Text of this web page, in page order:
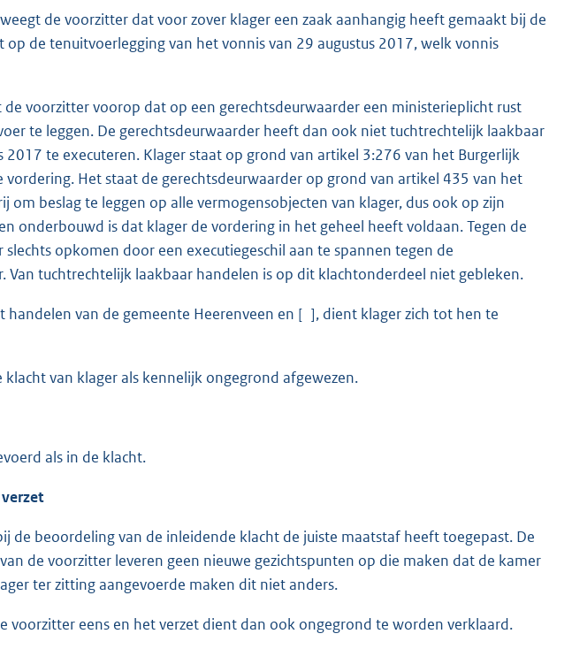
de voorzitter dat voor zover klager een zaak aanhangig heeft gemaakt bij de
de tenuitvoerlegging van het vonnis van 29 augustus 2017, welk vonnis
voorzitter voorop dat op een gerechtsdeurwaarder een ministerieplicht rust
te leggen. De gerechtsdeurwaarder heeft dan ook niet tuchtrechtelijk laakbaar
te executeren. Klager staat op grond van artikel 3:276 van het Burgerlijk
Het staat de gerechtsdeurwaarder op grond van artikel 435 van het
om beslag te leggen op alle vermogensobjecten van klager, dus ook op zijn
onderbouwd is dat klager de vordering in het geheel heeft voldaan. Tegen de
opkomen door een executiegeschil aan te spannen tegen de
Van tuchtrechtelijk laakbaar handelen is op dit klachtonderdeel niet gebleken.
handelen van de gemeente Heerenveen en [ ], dient klager zich tot hen te
van klager als kennelijk ongegrond afgewezen.
als in de klacht.
de beoordeling van de inleidende klacht de juiste maatstaf heeft toegepast. De
de voorzitter leveren geen nieuwe gezichtspunten op die maken dat de kamer
ter zitting aangevoerde maken dit niet anders.
voorzitter eens en het verzet dient dan ook ongegrond te worden verklaard.